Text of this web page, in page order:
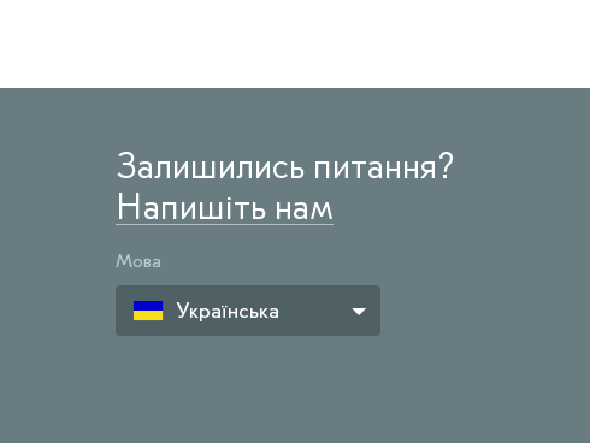
Залишились питання?
Напишіть нам
Мова
Українська